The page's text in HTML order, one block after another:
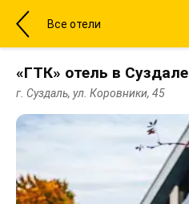
Все отели
«ГТК» отель в Суздале
г. Суздаль, ул. Коровники, 45